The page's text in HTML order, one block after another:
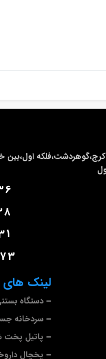
لینک های
دستگاه
سردخانه
پاتیل پخت
یخچال
کرج،گوهردشت،فلکه اول،بین